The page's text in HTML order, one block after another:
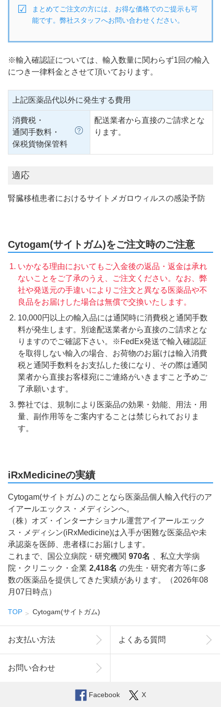
まとめてご注文の方には、お得な価格でのご提示も可
能です。弊社スタッフへお問い合わせください。
※輸入確認証については、輸入数量に関わらず1回の輸入
につき一律料金とさせて頂いております。
上記医薬品代以外に発生する費用
消費税・
通関手数料・
保税貨物保管料
配送業者から直接のご請求とな
ります。
適応
腎臓移植患者におけるサイトメガロウィルスの感染予防
Cytogam(サイトガム)をご注文時のご注意
いかなる理由においてもご入金後の返品・返金は承れ
ないことをご了承のうえ、ご注文ください。なお、弊
社や発送元の手違いによりご注文と異なる医薬品や不
良品をお届けした場合は無償で交換いたします。
10,000円以上の輸入品には通関時に消費税と通関手数
料が発生します。別途配送業者から直接のご請求とな
りますのでご確認下さい。※FedEx発送で輸入確認証
を取得しない輸入の場合、お荷物のお届けは輸入消費
税と通関手数料をお支払した後になり、その際は通関
業者から直接お客様宛にご連絡がいきますこと予めご
了承願います。
弊社では、規制により医薬品の効果・効能、用法・用
量、副作用等をご案内することは禁じられておりま
す。
iRxMedicineの実績
Cytogam(サイトガム) のことなら医薬品個人輸入代行のア
イアールエックス・メディシンへ。
（株）オズ・インターナショナル運営アイアールエック
ス・メディシン(iRxMedicine)は入手が困難な医薬品や未
承認薬を医師、患者様にお届けします。
これまで、国公立病院・研究機関 970名
、私立大学病
院・クリニック・企業 2,418名 の先生・研究者方等に多
数の医薬品を提供してきた実績があります。（2026年08
月07日時点）
TOP Cytogam(サイトガム)
お支払い方法 よくある質問
お問い合わせ
Facebook X